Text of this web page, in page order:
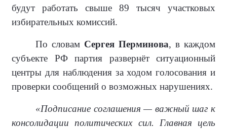
будут работать свыше 89 тысяч участковых
избирательных комиссий.
По словам Сергея Перминова, в каждом
субъекте РФ партия развернёт ситуационный
центры для наблюдения за ходом голосования и
проверки сообщений о возможных нарушениях.
«Подписание соглашения — важный шаг к
консолидации политических сил. Главная цель